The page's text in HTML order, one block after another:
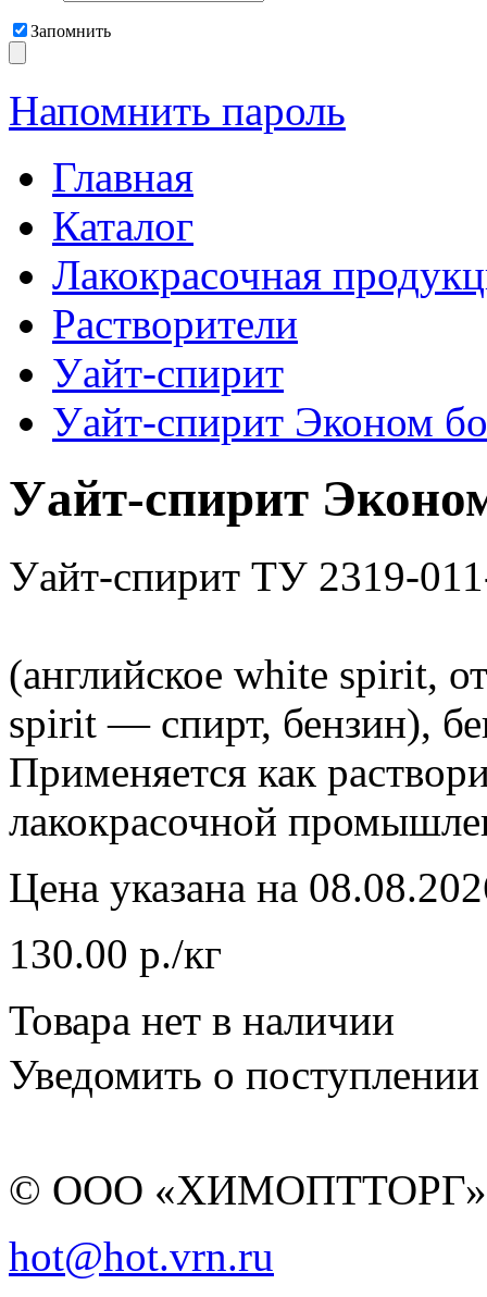
Запомнить
Напомнить пароль
Главная
Каталог
Лакокрасочная
Растворители
Уайт-спирит
Уайт-спирит Эконом
Уайт-спирит
Уайт-спирит ТУ 2319-
(английское white spirit,
spirit — спирт, бензин),
Применяется как
лакокрасочной
Цена указана на
130.00 р./кг
Товара нет в наличии
Уведомить о поступлении
© ООО
hot@hot.vrn.ru